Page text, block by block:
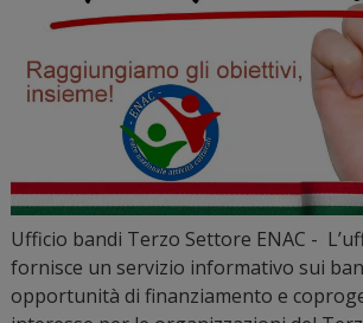
Ufficio bandi Terzo Settore ENAC -
fornisce un servizio informativo sui
opportunità di finanziamento e